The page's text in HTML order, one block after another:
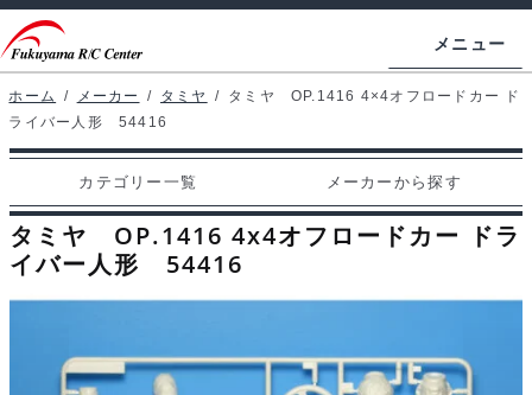
ビ
ゲ
ー
シ
ン
へ
ン
テ
ン
ツ
ス
キ
メニュー
ホームページ
マイアカウント
カート
支払い
ホーム / メーカー / タミヤ / タミヤ OP.1416 4×4オフロードカー ド
ライバー人形 54416
カテゴリー一覧 メーカーから探す
タミヤ OP.1416 4x4オフロードカー ドラ
イバー人形 54416